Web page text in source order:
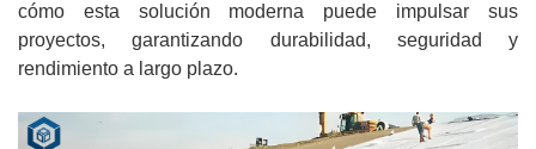
cómo esta solución moderna puede impulsar sus
proyectos, garantizando durabilidad, seguridad y
rendimiento a largo plazo.